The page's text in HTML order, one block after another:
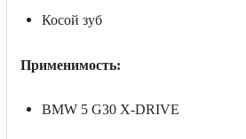
Косой зуб
Применимость:
BMW 5 G30 X-DRIVE